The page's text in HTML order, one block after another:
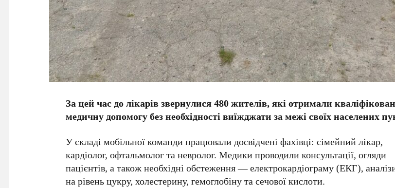
За цей час до лікарів звернулися 480 жителів, які отримали
медичну допомогу без необхідності виїжджати за межі своїх населених
У складі мобільної команди працювали досвідчені фахівці: сімейний лікар,
кардіолог, офтальмолог та невролог. Медики проводили консультації, огляди
пацієнтів, а також необхідні обстеження — електрокардіограму (ЕКГ),
на рівень цукру, холестерину, гемоглобіну та сечової кислоти.